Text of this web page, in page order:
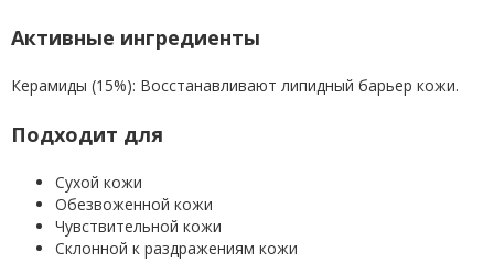
Активные ингредиенты
Керамиды (15%): Восстанавливают липидный барьер кожи.
Подходит для
Сухой кожи
Обезвоженной кожи
Чувствительной кожи
Склонной к раздражениям кожи